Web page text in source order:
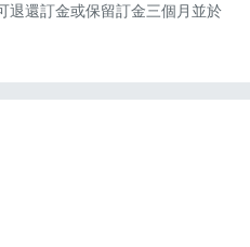
退還訂金或保留訂金三個月並於